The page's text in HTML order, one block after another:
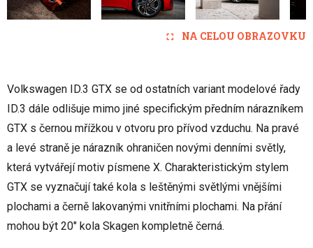
NA CELOU OBRAZOVKU
Volkswagen ID.3 GTX se od ostatních variant modelové řady
ID.3 dále odlišuje mimo jiné specifickým předním nárazníkem
GTX s černou mřížkou v otvoru pro přívod vzduchu. Na pravé
a levé straně je nárazník ohraničen novými denními světly,
která vytvářejí motiv písmene X. Charakteristickým stylem
GTX se vyznačují také kola s leštěnými světlými vnějšími
plochami a černě lakovanými vnitřními plochami. Na přání
mohou být 20" kola Skagen kompletně černá.